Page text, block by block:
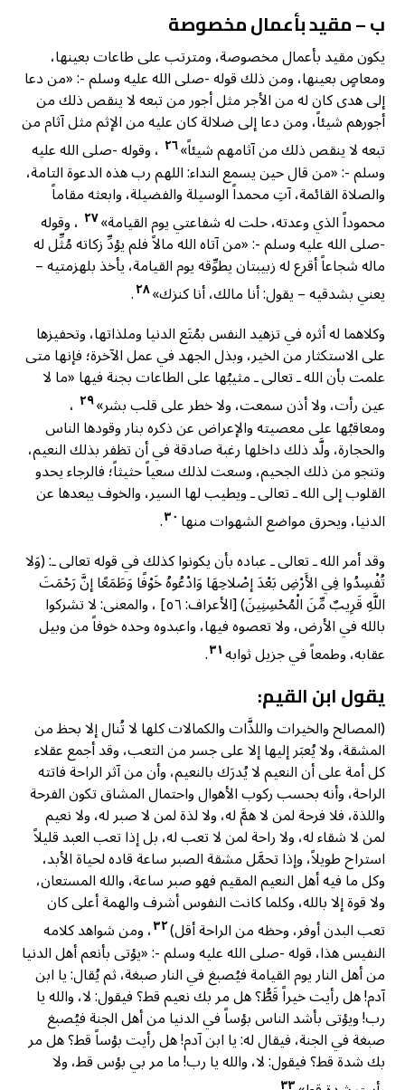
ب – مقيد بأعمال مخصوصة
يكون مقيد بأعمال مخصوصة، ومترتب على طاعات بعينها،
ومعاصٍ بعينها، ومن ذلك قوله -صلى الله عليه وسلم -: «من دعا
إلى هدى كان له من الأجر مثل أجور من تبعه لا ينقص ذلك من
أجورهم شيئاً، ومن دعا إلى ضلالة كان عليه من الإثم مثل آثام من
تبعه لا ينقص ذلك من آثامهم شيئاً»٢٦ ، وقوله -صلى الله عليه
وسلم -: «من قال حين يسمع النداء: اللهم رب هذه الدعوة التامة،
والصلاة القائمة، آتِ محمداً الوسيلة والفضيلة، وابعثه مقاماً
محموداً الذي وعدته، حلت له شفاعتي يوم القيامة»٢٧ ، وقوله
-صلى الله عليه وسلم -: «من آتاه الله مالاً فلم يؤدِّ زكاته مُثِّل له
ماله شجاعاً أقرع له زبيبتان يطوِّقه يوم القيامة، يأخذ بلهزمتيه –
يعني بشدقيه – يقول: أنا مالك، أنا كنزك»٢٨.
وكلاهما له أثره في تزهيد النفس بمُتَع الدنيا وملذاتها، وتحفيزها
على الاستكثار من الخير، وبذل الجهد في عمل الآخرة؛ فإنها متى
علمت بأن الله ـ تعالى ـ مثيبُها على الطاعات بجنة فيها «ما لا
عين رأت، ولا أذن سمعت، ولا خطر على قلب بشر»٢٩ ،
ومعاقبُها على معصيته والإعراض عن ذكره بنار وقودها الناس
والحجارة، ولَّد ذلك داخلها رغبة صادقة في أن تظفر بذلك النعيم،
وتنجو من ذلك الجحيم، وسعت لذلك سعياً حثيثاً؛ فالرجاء يحدو
القلوب إلى الله ـ تعالى ـ ويطيب لها السير، والخوف يبعدها عن
الدنيا، ويحرق مواضع الشهوات منها ٣٠.
وقد أمر الله ـ تعالى ـ عباده بأن يكونوا كذلك في قوله تعالى ـ: (وَلا
تُفْسِدُوا فِي الأَرْضِ بَعْدَ إصْلاحِهَا وَادْعُوهُ خَوْفًا وَطَمَعًا إنَّ رَحْمَتَ
اللَّهِ قَرِيبٌ مِّنَ الْمُحْسِنِينَ) [الأعراف: ٥٦] ، والمعنى: لا تشركوا
بالله في الأرض، ولا تعصوه فيها، واعبدوه وحده خوفاً من وبيل
عقابه، وطمعاً في جزيل ثوابه٣١.
يقول ابن القيم:
(المصالح والخيرات واللذَّات والكمالات كلها لا تُنال إلا بحظ من
المشقة، ولا يُعبَر إليها إلا على جسر من التعب، وقد أجمع عقلاء
كل أمة على أن النعيم لا يُدرَك بالنعيم، وأن من آثر الراحة فاتته
الراحة، وأنه بحسب ركوب الأهوال واحتمال المشاق تكون الفرحة
واللذة، فلا فرحة لمن لا همَّ له، ولا لذة لمن لا صبر له، ولا نعيم
لمن لا شقاء له، ولا راحة لمن لا تعب له، بل إذا تعب العبد قليلاً
استراح طويلاً، وإذا تحمَّل مشقة الصبر ساعة قاده لحياة الأبد،
وكل ما فيه أهل النعيم المقيم فهو صبر ساعة، والله المستعان،
ولا قوة إلا بالله، وكلما كانت النفوس أشرف والهمة أعلى كان
تعب البدن أوفر، وحظه من الراحة أقل)٣٢، ومن شواهد كلامه
النفيس هذا، قوله -صلى الله عليه وسلم -: «يؤتى بأنعم أهل الدنيا
من أهل النار يوم القيامة فيُصبغ في النار صبغة، ثم يُقال: يا ابن
آدم! هل رأيت خيراً قَطُّ؟ هل مر بك نعيم قط؟ فيقول: لا، والله يا
رب! ويؤتى بأشد الناس بؤساً في الدنيا من أهل الجنة فيُصبغ
صبغة في الجنة، فيقال له: يا ابن آدم! هل رأيت بؤساً قط؟ هل مر
بك شدة قط؟ فيقول: لا، والله يا رب! ما مر بي بؤس قط، ولا